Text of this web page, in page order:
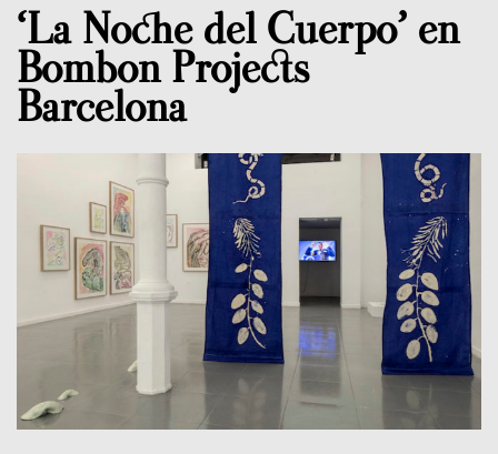
‘La Noche del Cuerpo’ en
Bombon Projects
Barcelona